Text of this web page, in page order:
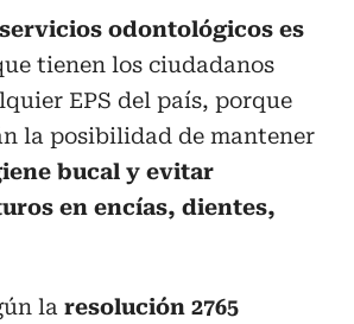
odontológicos es
tienen los ciudadanos
EPS del país, porque
la posibilidad de mantener
bucal y evitar
en encías, dientes,
la resolución 2765